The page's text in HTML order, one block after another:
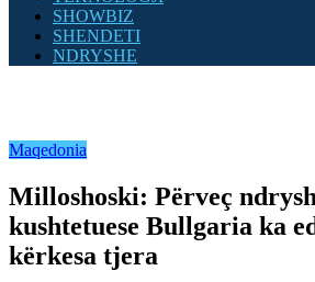
SHOWBIZ
SHENDETI
NDRYSHE
Maqedonia
Milloshoski: Përveç
kushtetuese Bullgaria ka
kërkesa tjera